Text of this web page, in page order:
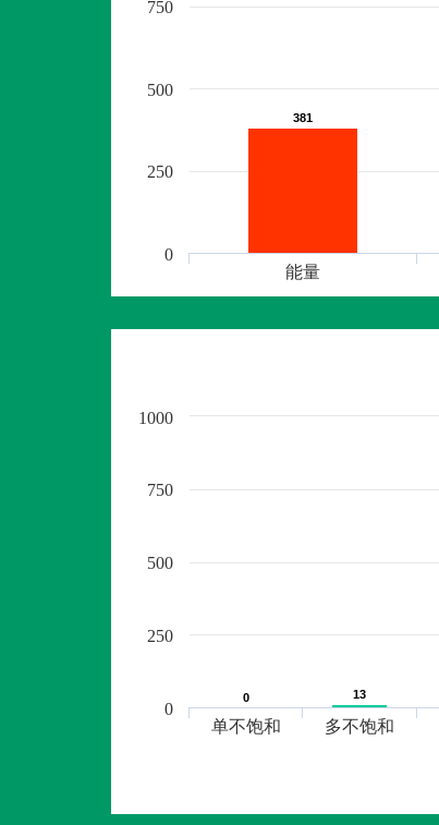
381
381
能量
0
250
500
750
0
0 13
13
单不饱和 多不饱和
0
250
500
750
1000